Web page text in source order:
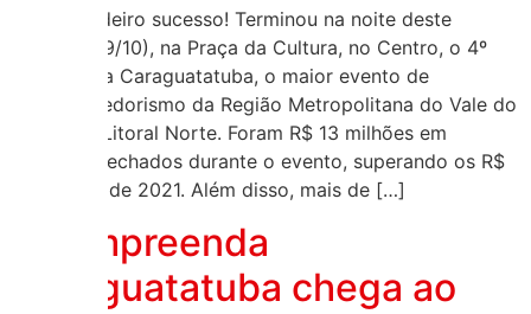
Um verdadeiro sucesso! Terminou na noite deste
sábado (29/10), na Praça da Cultura, no Centro, o 4º
Empreenda Caraguatatuba, o maior evento de
empreendedorismo da Região Metropolitana do Vale do
Paraíba e Litoral Norte. Foram R$ 13 milhões em
negócios fechados durante o evento, superando os R$
11 milhões de 2021. Além disso, mais de […]
4º Empreenda
Caraguatatuba chega ao